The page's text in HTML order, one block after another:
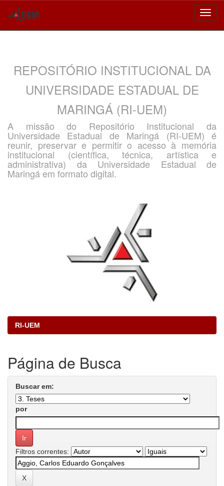
REPOSITÓRIO INSTITUCIONAL DA
UNIVERSIDADE ESTADUAL DE
MARINGÁ (RI-UEM)
A missão do Repositório Institucional da
Universidade Estadual de Maringá (RI-UEM) é
reunir, preservar e permitir o acesso à memória
institucional (científica, técnica, artística e
administrativa) da Universidade Estadual de
Maringá em formato digital.
RI-UEM
Página de Busca
Buscar em:
por
Filtros correntes: